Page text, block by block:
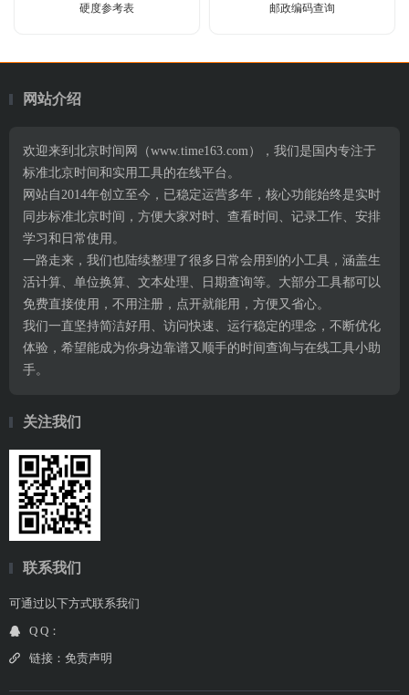
硬度参考表 邮政编码查询
网站介绍
欢迎来到北京时间网（www.time163.com），我们是国内专注于
标准北京时间和实用工具的在线平台。
网站自2014年创立至今，已稳定运营多年，核心功能始终是实时
同步标准北京时间，方便大家对时、查看时间、记录工作、安排
学习和日常使用。
一路走来，我们也陆续整理了很多日常会用到的小工具，涵盖生
活计算、单位换算、文本处理、日期查询等。大部分工具都可以
免费直接使用，不用注册，点开就能用，方便又省心。
我们一直坚持简洁好用、访问快速、运行稳定的理念，不断优化
体验，希望能成为你身边靠谱又顺手的时间查询与在线工具小助
手。
关注我们
联系我们
可通过以下方式联系我们
Q Q：
链接： 免责声明